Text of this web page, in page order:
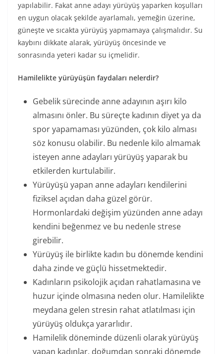
yapılabilir. Fakat anne adayı yürüyüş yaparken koşulları
en uygun olacak şekilde ayarlamalı, yemeğin üzerine,
güneşte ve sıcakta yürüyüş yapmamaya çalışmalıdır. Su
kaybını dikkate alarak, yürüyüş öncesinde ve
sonrasında yeteri kadar su içmelidir.
Hamilelikte yürüyüşün faydaları nelerdir?
Gebelik sürecinde anne adayının aşırı kilo
almasını önler. Bu süreçte kadının diyet ya da
spor yapamaması yüzünden, çok kilo alması
söz konusu olabilir. Bu nedenle kilo almamak
isteyen anne adayları yürüyüş yaparak bu
etkilerden kurtulabilir.
Yürüyüşü yapan anne adayları kendilerini
fiziksel açıdan daha güzel görür.
Hormonlardaki değişim yüzünden anne adayı
kendini beğenmez ve bu nedenle strese
girebilir.
Yürüyüş ile birlikte kadın bu dönemde kendini
daha zinde ve güçlü hissetmektedir.
Kadınların psikolojik açıdan rahatlamasına ve
huzur içinde olmasına neden olur. Hamilelikte
meydana gelen stresin rahat atlatılması için
yürüyüş oldukça yararlıdır.
Hamilelik döneminde düzenli olarak yürüyüş
yapan kadınlar, doğumdan sonraki dönemde